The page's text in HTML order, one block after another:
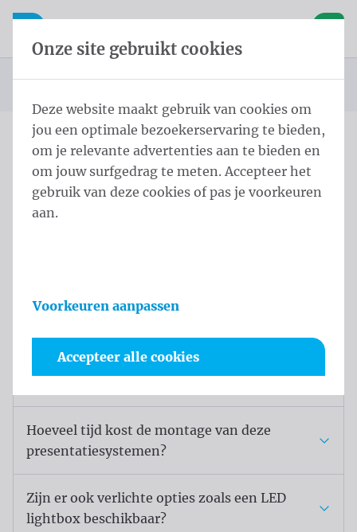
Inhoud overslaan
Taalkeuze overslaan
Open mobiele navigatie
Startpagina
FAQ displays
Kies het onderwerp
up en een Stretchframe?
Kan ik de print van mijn mobiele beurswand
Hoeveel tijd kost de montage van deze
presentatiesystemen?
Zijn er ook verlichte opties zoals een LED
lightbox beschikbaar?
Onze site gebruikt cookies
Deze website maakt gebruik van cookies om
jou een optimale bezoekerservaring te bieden,
om je relevante advertenties aan te bieden en
om jouw surfgedrag te meten. Accepteer het
gebruik van deze cookies of pas je voorkeuren
aan.
Voorkeuren aanpassen
Accepteer alle cookies